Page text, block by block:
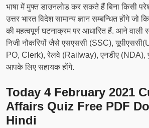
भाषा में मुफ्त डाउनलोड कर सकते हैं बिना किसी
उत्तर भारत विदेश सामान्य ज्ञान सम्बन्धित होंगे
की महत्वपूर्ण घटनाक्रम पर आधारित हैं. आने वाली
निजी नौकरियों जैसे एसएससी (SSC),
PO, Clerk), रेलवे (Railway), एनडीए
आपके लिए सहायक होंगे.
Today 4 February 2021
Affairs Quiz Free PDF
Hindi